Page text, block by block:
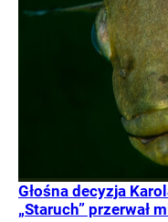
Głośna decyzja
„Staruch” przerwał